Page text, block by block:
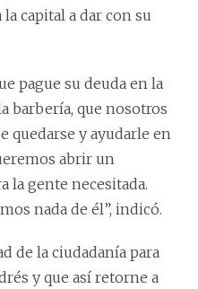
capital a dar con su
pague su deuda en la
barbería, que nosotros
quedarse y ayudarle en
abrir un
la gente necesitada.
nada de él”, indicó.
de la ciudadanía para
y que así retorne a